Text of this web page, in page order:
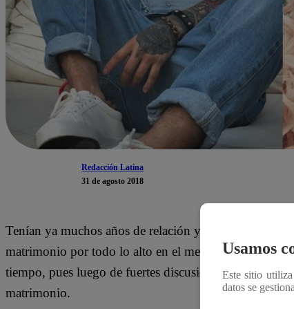
Redacción Latina
31 de agosto 2018
Tenían ya muchos años de relación y no dudaron en
matrimonio por todo lo alto en el mes de marzo, sin
tiempo, pues luego de fuertes discusiones y peleas la
matrimonio.
Usamos
Este sitio
datos se